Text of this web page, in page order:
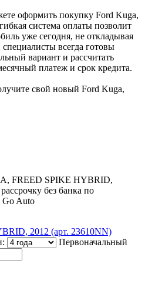
оформить покупку Ford Kuga,
система оплаты позволит
уже сегодня, не откладывая
всегда готовы
вариант и рассчитать
платеж и срок кредита.
свой новый Ford Kuga,
2012 (арт. 23610NN)
Первоначальный